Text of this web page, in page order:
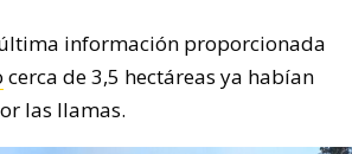
información proporcionada
cerca de 3,5 hectáreas ya habían
las llamas.